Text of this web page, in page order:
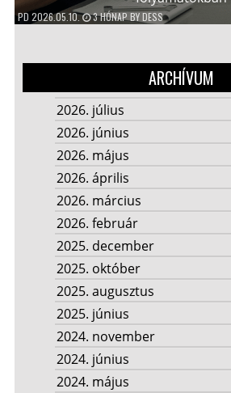
PD 2026.05.10. 3 HÓNAPBYDESS
ARCHÍVUM
2026. július
2026. június
2026. május
2026. április
2026. március
2026. február
2025. december
2025. október
2025. augusztus
2025. június
2024. november
2024. június
2024. május